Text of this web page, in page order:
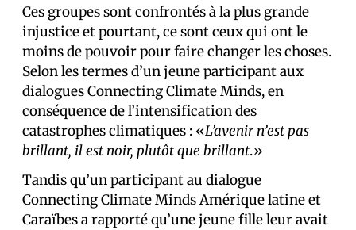
Ces groupes sont confrontés à la plus grande
injustice et pourtant, ce sont ceux qui ont le
moins de pouvoir pour faire changer les choses.
Selon les termes d’un jeune participant aux
dialogues Connecting Climate Minds, en
conséquence de l’intensification des
catastrophes climatiques : «L’avenir n’est pas
brillant, il est noir, plutôt que brillant.»
Tandis qu’un participant au dialogue
Connecting Climate Minds Amérique latine et
Caraïbes a rapporté qu’une jeune fille leur avait